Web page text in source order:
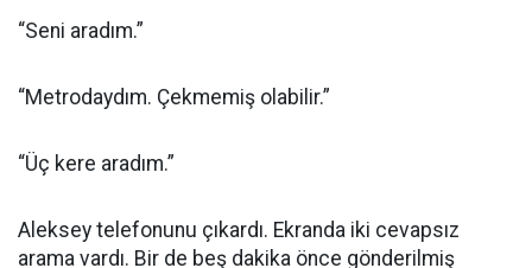
“Seni aradım.”
“Metrodaydım. Çekmemiş olabilir.”
“Üç kere aradım.”
Aleksey telefonunu çıkardı. Ekranda iki cevapsız
arama vardı. Bir de beş dakika önce gönderilmiş